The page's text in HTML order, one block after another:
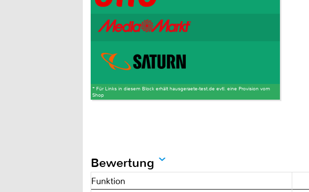
* Für Links in diesem Block erhält hausgeraete-test.de evtl. eine Provision vom
Shop
Bewertung
Funktion